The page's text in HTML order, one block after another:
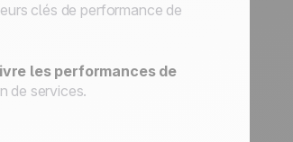
clés de performance de
les performances de
de services.